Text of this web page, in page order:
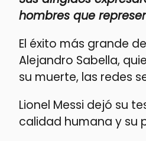
hombres que
El éxito más grande
Alejandro Sabella,
su muerte, las redes
Lionel Messi dejó su
calidad humana y su